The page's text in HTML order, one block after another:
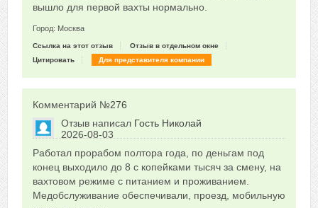
вышло для первой вахты нормально.
Город: Москва
Ссылка на этот отзыв
Отзыв в отдельном окне
Цитировать
Для представителя компании
Комментарий №276
Отзыв написал Гость Николай
2026-08-03
0
Сказать друзьям об отзыве
Работал прорабом полтора года, по деньгам под
конец выходило до 8 с копейками тысяч за смену, на
вахтовом режиме с питанием и проживанием.
Медобслуживание обеспечивали, проезд, мобильную